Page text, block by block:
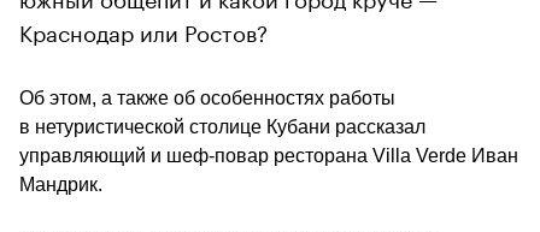
Краснодар или Ростов?
Об этом, а также об особенностях работы
в нетуристической столице Кубани рассказал
управляющий и шеф-повар ресторана Villa Verde Иван
Мандрик.